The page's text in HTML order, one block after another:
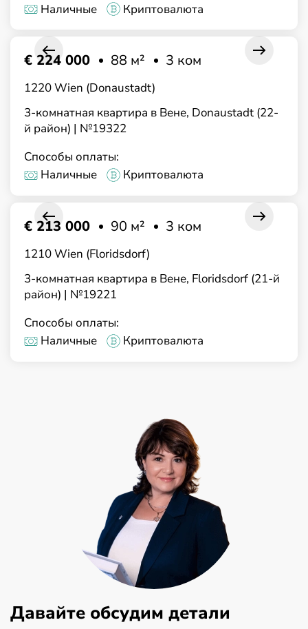
Наличные
Криптовалюта
3-комнатная квартира в Вене, Donaustadt (22-
й район) | №19322
€ 224 000 88 м² 3 ком
1220 Wien (Donaustadt)
Способы оплаты:
Наличные
Криптовалюта
3-комнатная квартира в Вене, Floridsdorf (21-й
район) | №19221
€ 213 000 90 м² 3 ком
1210 Wien (Floridsdorf)
Способы оплаты:
Наличные
Криптовалюта
Давайте обсудим детали